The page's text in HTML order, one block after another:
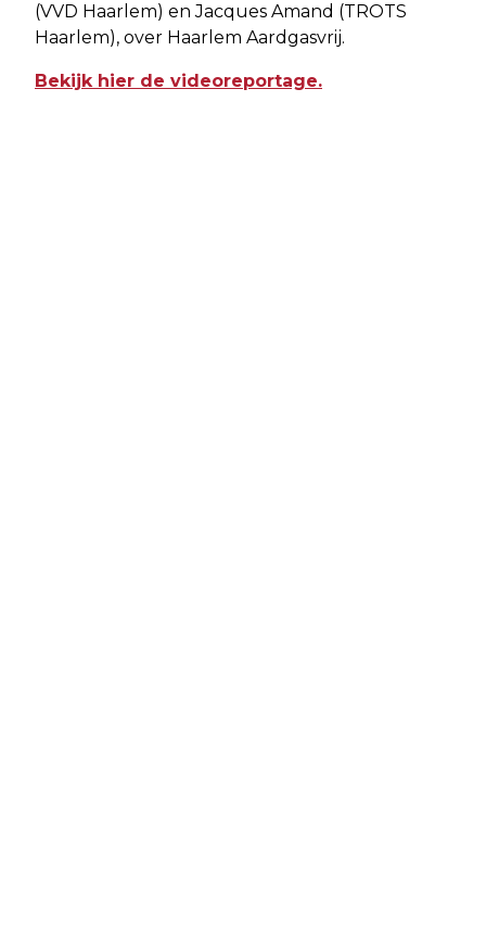
(VVD Haarlem) en Jacques Amand (TROTS
Haarlem), over Haarlem Aardgasvrij.
Bekijk hier de videoreportage.